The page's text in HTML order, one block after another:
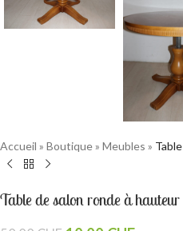
Accueil » Boutique» Meubles »
Table de salon ronde à